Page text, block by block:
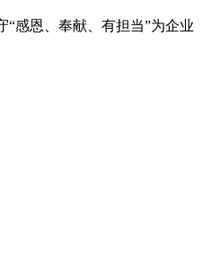
感恩、奉献、有担当”为企业